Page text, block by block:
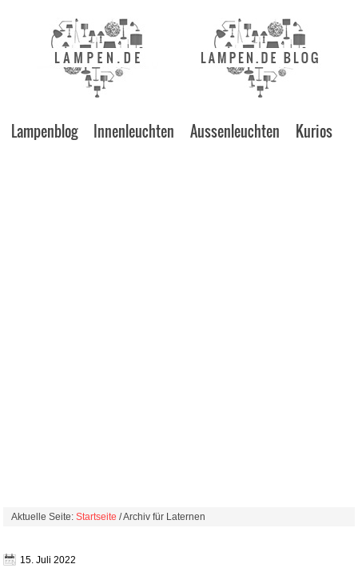
Lampenblog Innenleuchten Aussenleuchten Kurios
Aktuelle Seite:Startseite / Archiv für Laternen
15. Juli 2022